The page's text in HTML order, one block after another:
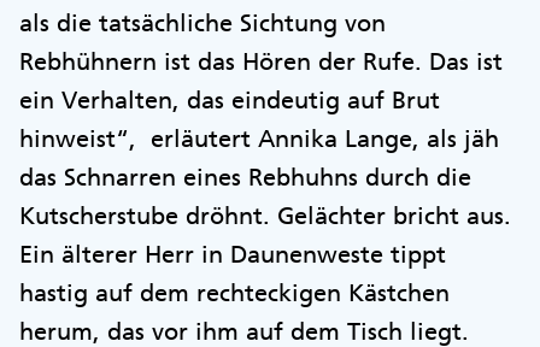
als die tatsächliche Sichtung von
Rebhühnern ist das Hören der Rufe. Das ist
ein Verhalten, das eindeutig auf Brut
hinweist“, erläutert Annika Lange, als jäh
das Schnarren eines Rebhuhns durch die
Kutscherstube dröhnt. Gelächter bricht aus.
Ein älterer Herr in Daunenweste tippt
hastig auf dem rechteckigen Kästchen
herum, das vor ihm auf dem Tisch liegt.